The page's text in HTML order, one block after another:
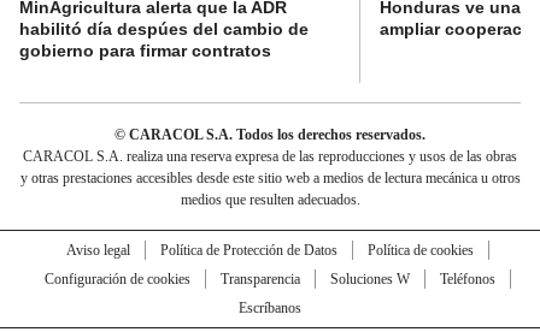
MinAgricultura alerta que la ADR
habilitó día despúes del cambio de
gobierno para firmar contratos
Honduras ve una
ampliar
© CARACOL S.A. Todos los derechos reservados.
CARACOL S.A. realiza una reserva expresa de las reproducciones y usos de las obras
y otras prestaciones accesibles desde este sitio web a medios de lectura mecánica u otros
medios que resulten adecuados.
Aviso legal Política de Protección de Datos
Política de cookies
Configuración de cookies
Transparencia Soluciones W
Teléfonos
Escríbanos